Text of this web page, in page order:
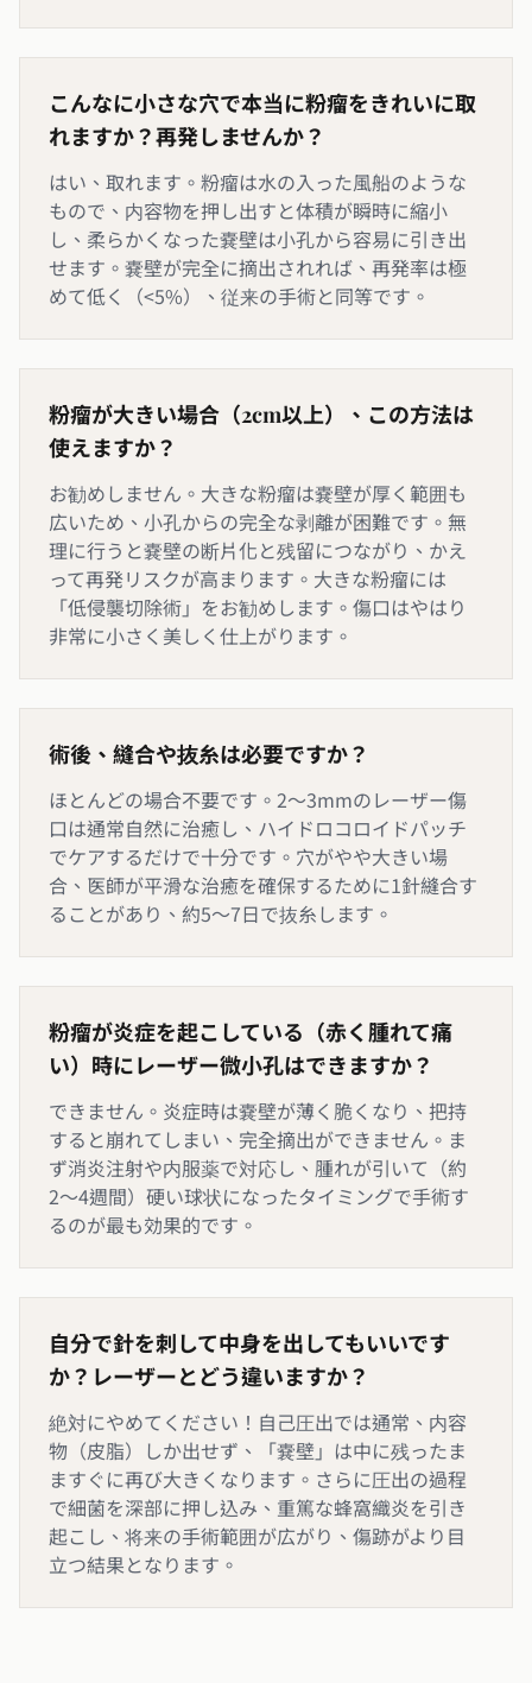
こんなに小さな穴で本当に粉瘤をきれいに取
れますか？再発しませんか？
はい、取れます。粉瘤は水の入った風船のような
もので、内容物を押し出すと体積が瞬時に縮小
し、柔らかくなった嚢壁は小孔から容易に引き出
せます。嚢壁が完全に摘出されれば、再発率は極
めて低く（<5%）、従来の手術と同等です。
粉瘤が大きい場合（2cm以上）、この方法は
使えますか？
お勧めしません。大きな粉瘤は嚢壁が厚く範囲も
広いため、小孔からの完全な剥離が困難です。無
理に行うと嚢壁の断片化と残留につながり、かえ
って再発リスクが高まります。大きな粉瘤には
「低侵襲切除術」をお勧めします。傷口はやはり
非常に小さく美しく仕上がります。
術後、縫合や抜糸は必要ですか？
ほとんどの場合不要です。2〜3mmのレーザー傷
口は通常自然に治癒し、ハイドロコロイドパッチ
でケアするだけで十分です。穴がやや大きい場
合、医師が平滑な治癒を確保するために1針縫合す
ることがあり、約5〜7日で抜糸します。
粉瘤が炎症を起こしている（赤く腫れて痛
い）時にレーザー微小孔はできますか？
できません。炎症時は嚢壁が薄く脆くなり、把持
すると崩れてしまい、完全摘出ができません。ま
ず消炎注射や内服薬で対応し、腫れが引いて（約
2〜4週間）硬い球状になったタイミングで手術す
るのが最も効果的です。
自分で針を刺して中身を出してもいいです
か？レーザーとどう違いますか？
絶対にやめてください！自己圧出では通常、内容
物（皮脂）しか出せず、「嚢壁」は中に残ったま
ますぐに再び大きくなります。さらに圧出の過程
で細菌を深部に押し込み、重篤な蜂窩織炎を引き
起こし、将来の手術範囲が広がり、傷跡がより目
立つ結果となります。